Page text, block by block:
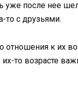
уже после нее
то с друзьями.
к их
то возрасте